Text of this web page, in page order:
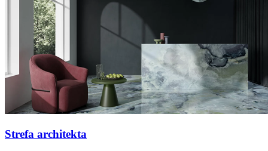
Strefa architekta